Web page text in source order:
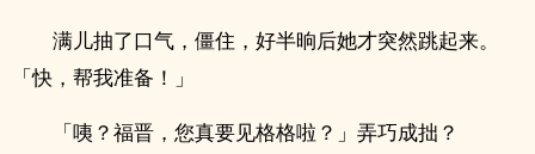
满儿抽了口气，僵住，好半晌后她才突然跳起来。
「快，帮我准备！」
「咦？福晋，您真要见格格啦？」弄巧成拙？